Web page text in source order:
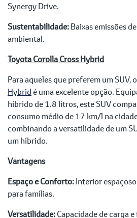
Synergy Drive.
Sustentabilidade:Baixas emissões
ambiental.
Toyota Corolla Cross Hybrid
Para aqueles que preferem um SUV,
Hybridé uma excelente opção.
híbrido de 1.8 litros, este SUV
consumo médio de 17 km/l na
combinando a versatilidade de um
um híbrido.
Vantagens
Espaço e Conforto:Interior
para famílias.
Versatilidade:Capacidade de carga